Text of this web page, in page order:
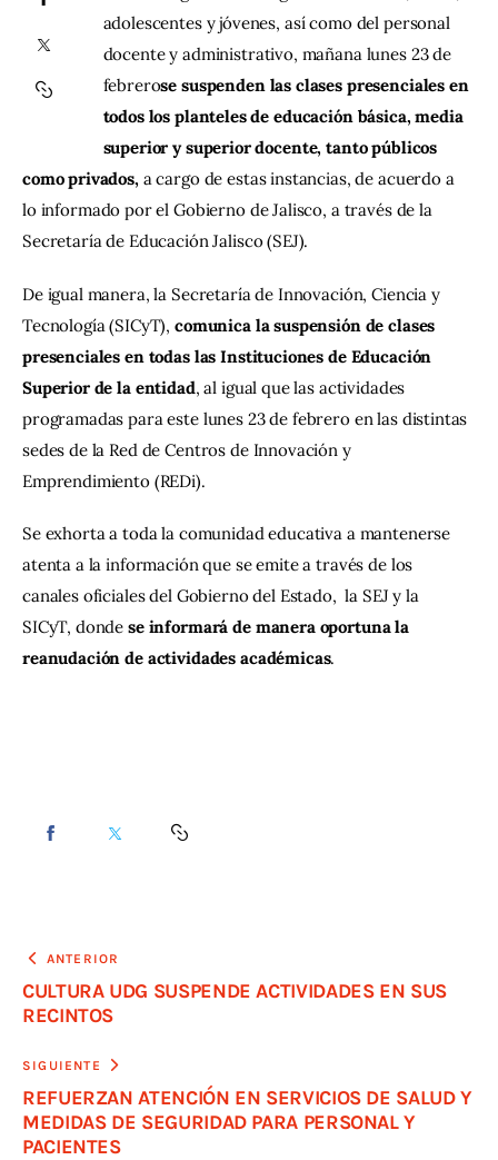
Contacto
adolescentes y jóvenes, así como del personal
docente y administrativo, mañana lunes 23 de
febrerose suspenden las clases presenciales en
todos los planteles de educación básica, media
superior y superior docente, tanto públicos
como privados, a cargo de estas instancias, de acuerdo a
lo informado por el Gobierno de Jalisco, a través de la
Secretaría de Educación Jalisco (SEJ).
De igual manera, la Secretaría de Innovación, Ciencia y
Tecnología (SICyT), comunica la suspensión de clases
presenciales en todas las Instituciones de Educación
Superior de la entidad, al igual que las actividades
programadas para este lunes 23 de febrero en las distintas
sedes de la Red de Centros de Innovación y
Emprendimiento (REDi).
Se exhorta a toda la comunidad educativa a mantenerse
atenta a la información que se emite a través de los
canales oficiales del Gobierno del Estado,  la SEJ y la
SICyT, donde se informará de manera oportuna la
reanudación de actividades académicas.
ANTERIOR
CULTURA UDG SUSPENDE ACTIVIDADES EN SUS
RECINTOS
SIGUIENTE
REFUERZAN ATENCIÓN EN SERVICIOS DE SALUD Y
MEDIDAS DE SEGURIDAD PARA PERSONAL Y
PACIENTES